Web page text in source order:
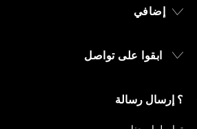
إضافي
ابقوا على تواصل
؟ إرسال رسالة